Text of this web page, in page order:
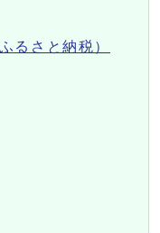
るさと納税）